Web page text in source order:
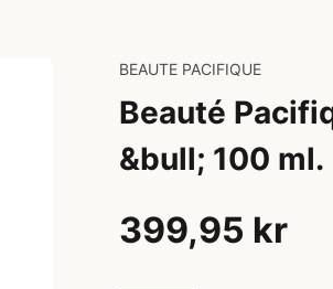
BEAUTE PACIFIQUE
Beauté
&bull; 100 ml.
399,95 kr